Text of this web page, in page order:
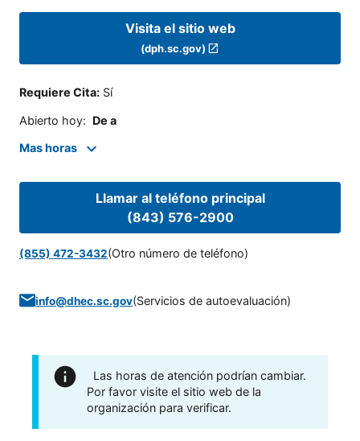
Visita el sitio web
(dph.sc.gov)
Requiere Cita: Sí
Abierto hoy: De a
Mas horas
Llamar al teléfono principal
(843) 576-2900
(855) 472-3432(Otro número de teléfono)
info@dhec.sc.gov(Servicios de autoevaluación)
Las horas de atención podrían cambiar.
Por favor visite el sitio web de la
organización para verificar.